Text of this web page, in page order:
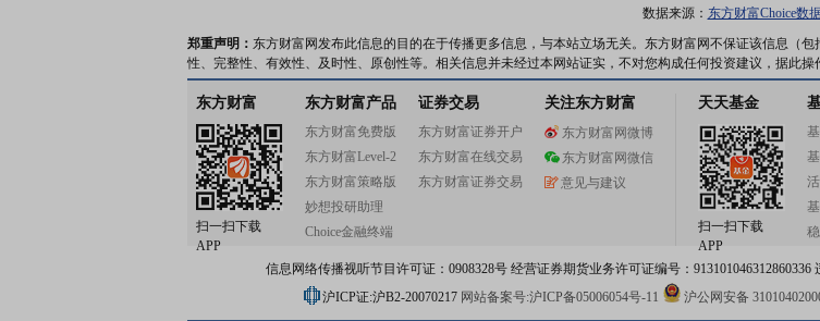
数据来源： 东方财富Choice数
郑重声明： 东方财富网发布此信息的目的在于传播更多信息，与本站立场无关。东方财富网不保证该信息（
性、完整性、有效性、及时性、原创性等。相关信息并未经过本网站证实，不对您构成任何投资建议，据此操
东方财富
扫一扫下载
APP
东方财富产品
东方财富免费版
东方财富Level-2
东方财富策略版
妙想投研助理
Choice金融终端
证券交易
东方财富证券开户
东方财富在线交易
东方财富证券交易
关注东方财富
东方财富网微博
东方财富网微信
意见与建议
天天基金
扫一扫下载
APP
信息网络传播视听节目许可证：0908328号 经营证券期货业务许可证编号：913101046312860336
沪ICP证:沪B2-20070217 网站备案号:沪ICP备05006054号-11 沪公网安备